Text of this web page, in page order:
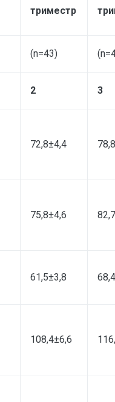
триместр
(n=43)
2 3
72,8±4,4
75,8±4,6
61,5±3,8
108,4±6,6